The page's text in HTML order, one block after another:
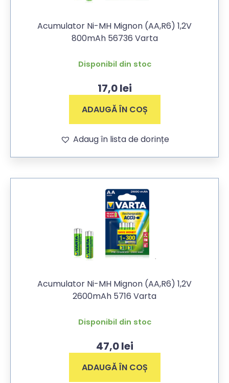
Acumulator Ni-MH Mignon (AA,R6) 1,2V
800mAh 56736 Varta
Disponibil din stoc
17,0lei
ADAUGĂ ÎN COȘ
Adaug în lista de dorințe
Acumulator Ni-MH Mignon (AA,R6) 1,2V
2600mAh 5716 Varta
Disponibil din stoc
47,0lei
ADAUGĂ ÎN COȘ